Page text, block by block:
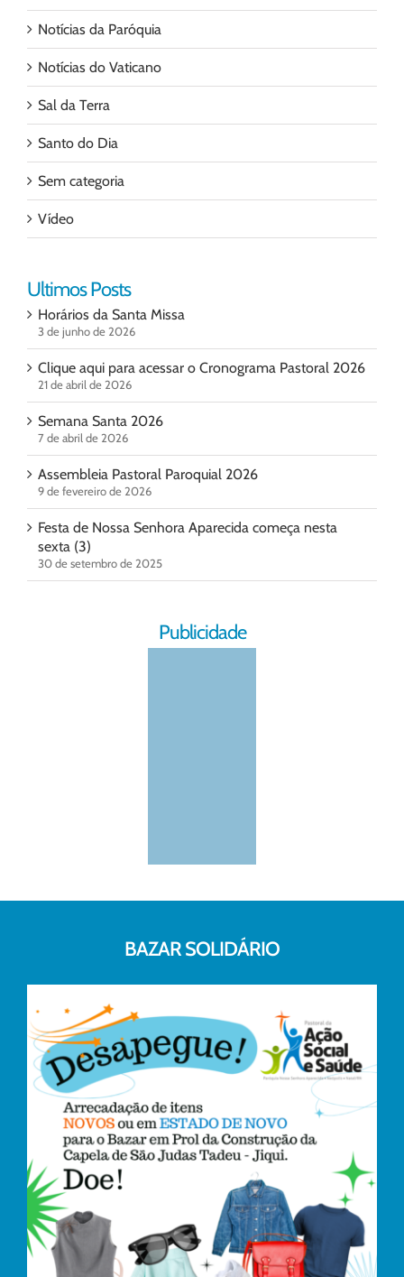
Notícias da Paróquia
Notícias do Vaticano
Sal da Terra
Santo do Dia
Sem categoria
Vídeo
Ultimos Posts
Horários da Santa Missa
3 de junho de 2026
Clique aqui para acessar o Cronograma Pastoral 2026
21 de abril de 2026
Semana Santa 2026
7 de abril de 2026
Assembleia Pastoral Paroquial 2026
9 de fevereiro de 2026
Festa de Nossa Senhora Aparecida começa nesta
sexta (3)
30 de setembro de 2025
Publicidade
BAZAR SOLIDÁRIO